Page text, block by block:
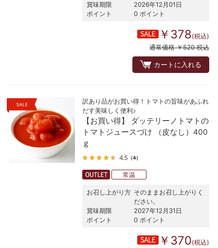
賞味期限
2026年12月01日
ポイント
0 ポイント
￥378(税込)
通常価格 ￥520 税込
カートに入れる
訳あり品がお買い得！トマトの旨味があふれ
だす美味しく便利♪
【お買い得】 ダッテリーノトマトの
トマトジュースづけ （皮なし）400
ｇ
4.5 （4）
常温
お召し上がり方 そのままお召し上がりく
ださい。
賞味期限
2027年12月31日
ポイント
0 ポイント
￥370(税込)